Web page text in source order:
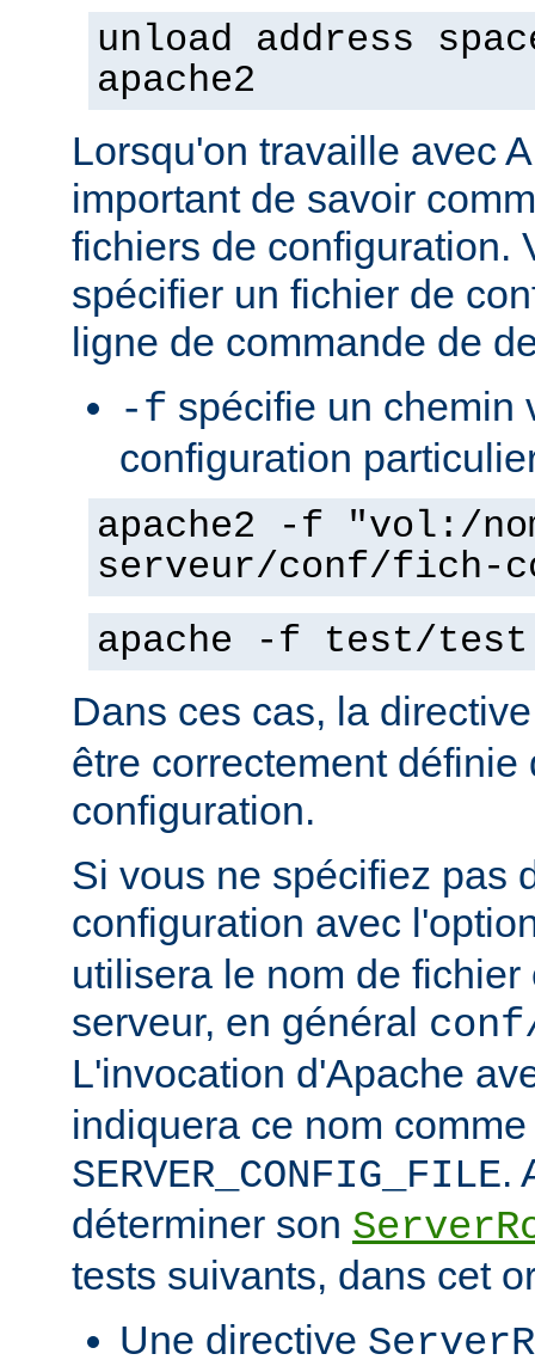
unload address
apache2
Lorsqu'on travaille avec
important de savoir
fichiers de configuration.
spécifier un fichier de
ligne de commande de
-f spécifie un chemin
configuration
apache2 -f "vol:/
serveur/conf/fich-
apache -f test/
Dans ces cas, la
être correctement
configuration.
Si vous ne spécifiez pas
configuration avec
utilisera le nom de
serveur, en général
L'invocation d'Apache
indiquera ce nom
SERVER_CONFIG_FILE.
déterminer son
tests suivants, dans cet
Une directive